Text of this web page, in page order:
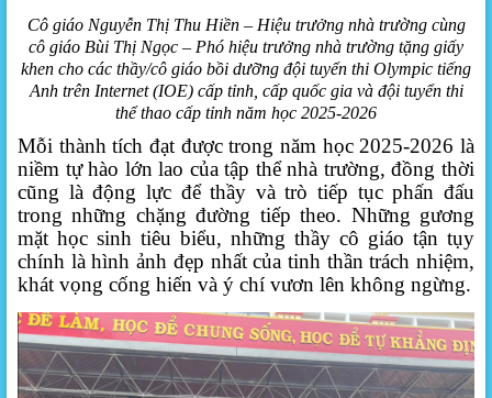
Cô giáo Nguyễn Thị Thu Hiền – Hiệu trưởng nhà trường cùng
cô giáo Bùi Thị Ngọc – Phó hiệu trưởng nhà trường tặng giấy
khen cho các thầy/cô giáo bồi dưỡng đội tuyển thi Olympic tiếng
Anh trên Internet (IOE) cấp tỉnh, cấp quốc gia và đội tuyển thi
thể thao cấp tỉnh năm học 2025-2026
Mỗi thành tích đạt được trong năm học 2025-2026 là
niềm tự hào lớn lao của tập thể nhà trường, đồng thời
cũng là động lực để thầy và trò tiếp tục phấn đấu
trong những chặng đường tiếp theo. Những gương
mặt học sinh tiêu biểu, những thầy cô giáo tận tụy
chính là hình ảnh đẹp nhất của tinh thần trách nhiệm,
khát vọng cống hiến và ý chí vươn lên không ngừng.